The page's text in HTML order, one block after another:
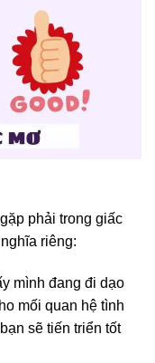
phải trong giấc
riêng:
mình đang đi dạo
mối quan hệ tình
sẽ tiến triển tốt